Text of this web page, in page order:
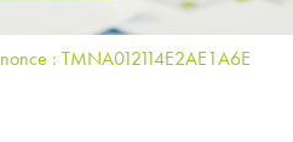
: TMNA012114E2AE1A6E